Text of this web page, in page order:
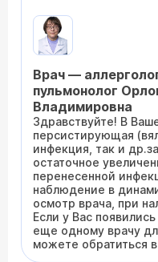
Врач —
пульмонолог
Владимировна
Здравствуйте! В
персистирующая
инфекция, так и
остаточное
перенесенной
наблюдение в
осмотр врача, при
Если у Вас
еще одному врачу
можете обратиться